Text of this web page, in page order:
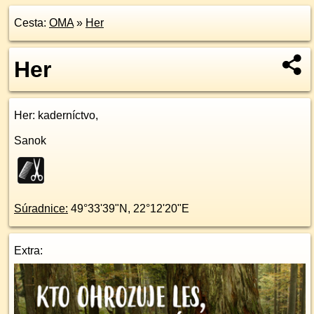
Cesta: OMA» Her
Her
Her: kaderníctvo,
Sanok
Súradnice: 49°33'39"N , 22°12'20"E
Extra: